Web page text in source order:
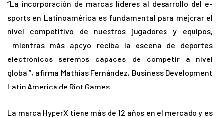
“La incorporación de marcas líderes al desarrollo del e-
sports en Latinoamérica es fundamental para mejorar el
nivel competitivo de nuestros jugadores y equipos,
mientras más apoyo reciba la escena de deportes
electrónicos seremos capaces de competir a nivel
global”, afirma Mathias Fernández, Business Development
Latin America de Riot Games.
La marca HyperX tiene más de 12 años en el mercado y es